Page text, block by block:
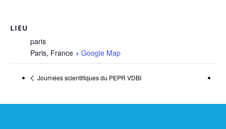
LIEU
paris
Paris, France + Google Map
Journées scientifiques du PEPR VDBI